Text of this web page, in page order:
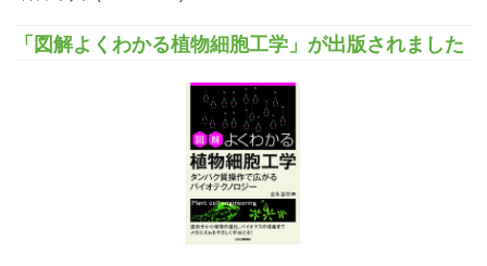
「図解よくわかる植物細胞工学」が出版されました